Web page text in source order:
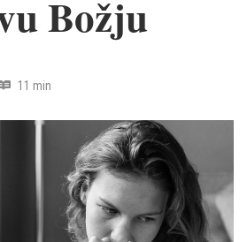
Božju
11 min